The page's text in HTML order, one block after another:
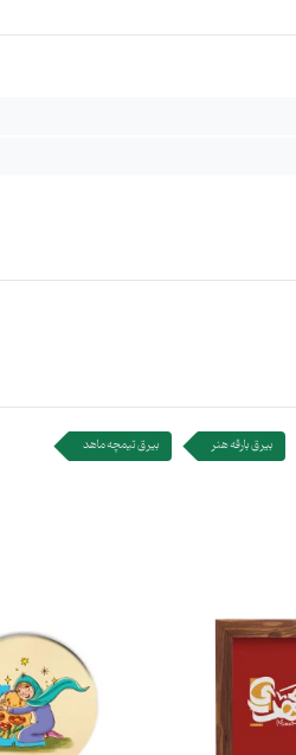
بیرق بارقه هنر بیرق تیمچه ماهد